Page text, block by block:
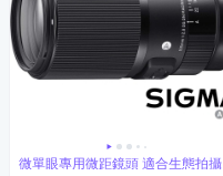
微單眼專用微距鏡頭 適合生態拍攝